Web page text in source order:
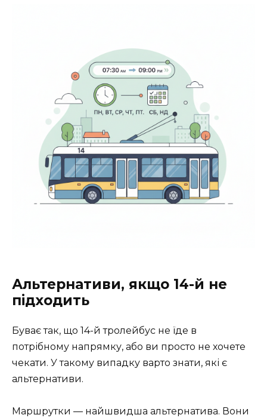
Альтернативи, якщо 14-й не
підходить
Буває так, що 14-й тролейбус не їде в
потрібному напрямку, або ви просто не хочете
чекати. У такому випадку варто знати, які є
альтернативи.
Маршрутки — найшвидша альтернатива. Вони